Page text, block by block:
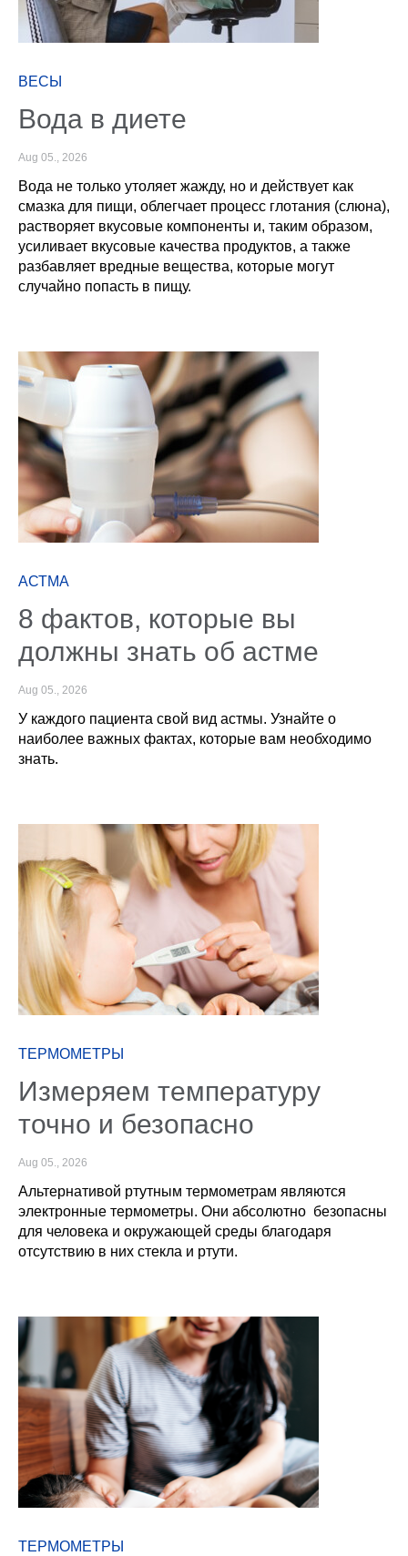
ВЕСЫ
Вода в диете
Aug 05., 2026
Вода не только утоляет жажду, но и действует как
смазка для пищи, облегчает процесс глотания (слюна),
растворяет вкусовые компоненты и, таким образом,
усиливает вкусовые качества продуктов, а также
разбавляет вредные вещества, которые могут
случайно попасть в пищу.
АСТМА
8 фактов, которые вы
должны знать об астме
Aug 05., 2026
У каждого пациента свой вид астмы. Узнайте о
наиболее важных фактах, которые вам необходимо
знать.
ТЕРМОМЕТРЫ
Измеряем температуру
точно и безопасно
Aug 05., 2026
Альтернативой ртутным термометрам являются
электронные термометры. Они абсолютно безопасны
для человека и окружающей среды благодаря
отсутствию в них стекла и ртути.
ТЕРМОМЕТРЫ